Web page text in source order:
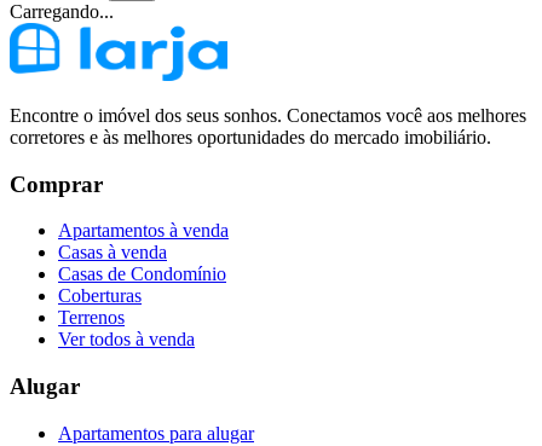
Carregando...
Encontre o imóvel dos seus sonhos. Conectamos você aos melhores
corretores e às melhores oportunidades do mercado imobiliário.
Comprar
Apartamentos à venda
Casas à venda
Casas de Condomínio
Coberturas
Terrenos
Ver todos à venda
Alugar
Apartamentos para alugar